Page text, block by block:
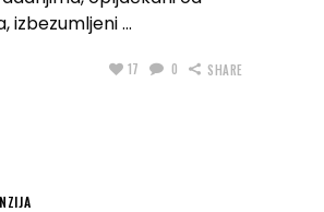
izbezumljeni
17 0 SHARE